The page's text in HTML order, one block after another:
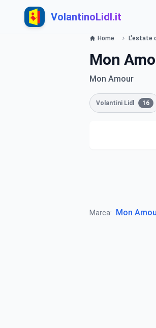
VolantinoLidl.it
Home L'estate
Mon
Mon Amour
Volantini Lidl 16
Marca: Mon